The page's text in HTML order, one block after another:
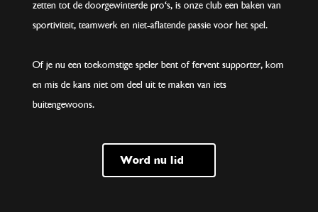
zetten tot de doorgewinterde pro's, is onze club een baken van
sportiviteit, teamwerk en niet-aflatende passie voor het spel.
Of je nu een toekomstige speler bent of fervent supporter, kom
en mis de kans niet om deel uit te maken van iets
buitengewoons.
Word nu lid